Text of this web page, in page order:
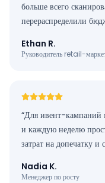
больше всего
перераспределили
Ethan R.
Руководитель retail-
“Для ивент-кампаний
и каждую неделю
затрат на допечатку
Nadia K.
Менеджер по росту